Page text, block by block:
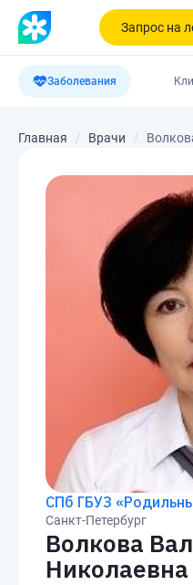
Запрос на
Заболевания
Главная Врачи
СПб ГБУЗ
Санкт-Петербург
Волкова
Николаевна